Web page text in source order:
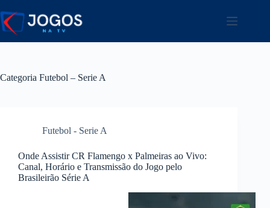
para
o
conteúdo
Categoria Futebol – Serie A
Futebol - Serie A
Onde Assistir CR Flamengo x Palmeiras ao Vivo:
Canal, Horário e Transmissão do Jogo pelo
Brasileirão Série A